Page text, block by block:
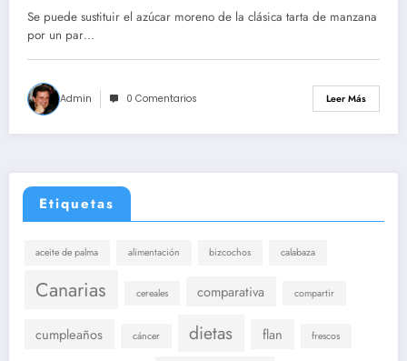
Se puede sustituir el azúcar moreno de la clásica tarta de manzana
por un par…
Admin 0 Comentarios Leer Más
Etiquetas
aceite de palma alimentación bizcochos calabaza
Canarias cereales comparativa compartir
cumpleaños cáncer dietas flan frescos